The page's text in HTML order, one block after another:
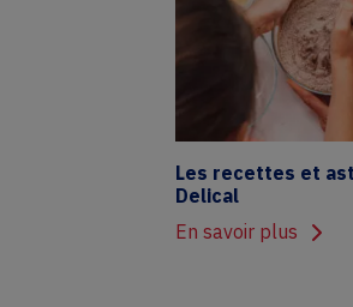
Les recettes et
Delical
En savoir plus